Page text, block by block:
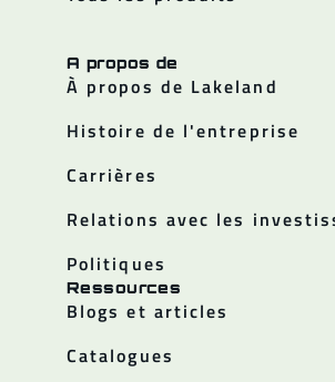
A propos de
À propos de Lakeland
Histoire de l'entreprise
Carrières
Relations avec les
Politiques
Ressources
Blogs et articles
Catalogues